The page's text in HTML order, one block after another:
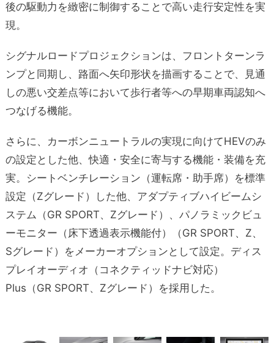
後の駆動力を緻密に制御することで高い走行安定性を実
現。
シグナルロードプロジェクションは、フロントターンラ
ンプと同期し、路面へ矢印形状を描画することで、見通
しの悪い交差点等において歩行者等への早期車両認知へ
つなげる機能。
さらに、カーボンニュートラルの実現に向けてHEVのみ
の設定とした他、快適・安全に寄与する機能・装備を充
実。シートベンチレーション（運転席・助手席）を標準
設定（Zグレード）した他、アダプティブハイビームシ
ステム（GR SPORT、Zグレード）、パノラミックビュ
ーモニター（床下透過表示機能付）（GR SPORT、Z、
Sグレード）をメーカーオプションとして設定。ディス
プレイオーディオ（コネクティッドナビ対応）
Plus（GR SPORT、Zグレード）を採用した。